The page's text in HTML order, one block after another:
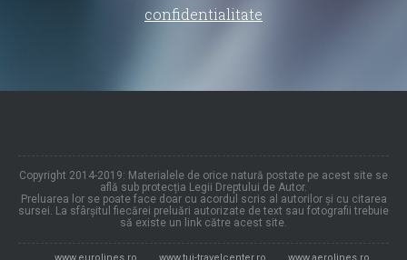
confidentialitate
Copyright 2014-2019: Materialele de orice natură postate pe acest site se
află sub protecția Legii Dreptului de Autor.
Preluarea lor se poate face doar cu acordul scris al autorilor și cu citarea
sursei. La sfârșitul fiecărei preluări autorizate de text sau fotografii trebuie
să existe un link către acest site.